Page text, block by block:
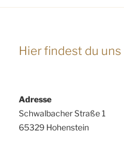
Hier findest du uns
Adresse
Schwalbacher Straße 1
65329 Hohenstein